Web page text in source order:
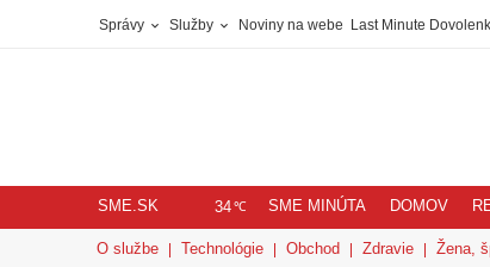
Správy Služby Noviny na webe Last Minute
SME.SK 34℃ SME MINÚTA DOMOV
O službe Technológie Obchod Zdravie Žena,